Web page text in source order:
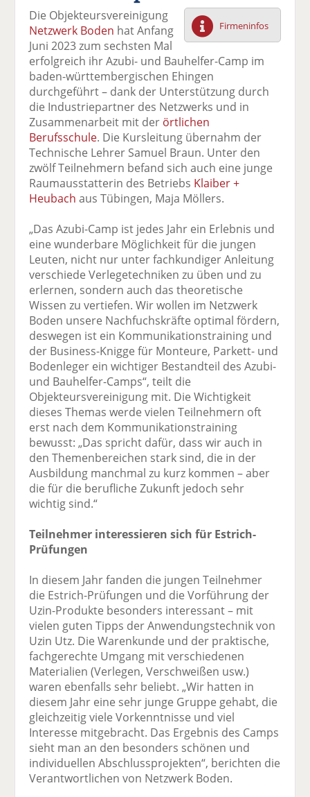
F
ac
e
b
o
o
k
il
e
n
tt
er
n
Li
n
k
e
di
n
te
e
n
E
m
ai
l
er
d
e
n
ck
e
n
Firmeninfos
Die Objekteursvereinigung
Netzwerk Boden hat Anfang
Juni 2023 zum sechsten Mal
erfolgreich ihr Azubi- und Bauhelfer-Camp im
baden-württembergischen Ehingen
durchgeführt – dank der Unterstützung durch
die Industriepartner des Netzwerks und in
Zusammenarbeit mit der örtlichen
Berufsschule. Die Kursleitung übernahm der
Technische Lehrer Samuel Braun. Unter den
zwölf Teilnehmern befand sich auch eine junge
Raumausstatterin des Betriebs Klaiber +
Heubach aus Tübingen, Maja Möllers.
„Das Azubi-Camp ist jedes Jahr ein Erlebnis und
eine wunderbare Möglichkeit für die jungen
Leuten, nicht nur unter fachkundiger Anleitung
verschiede Verlegetechniken zu üben und zu
erlernen, sondern auch das theoretische
Wissen zu vertiefen. Wir wollen im Netzwerk
Boden unsere Nachfuchskräfte optimal fördern,
deswegen ist ein Kommunikationstraining und
der Business-Knigge für Monteure, Parkett- und
Bodenleger ein wichtiger Bestandteil des Azubi-
und Bauhelfer-Camps“, teilt die
Objekteursvereinigung mit. Die Wichtigkeit
dieses Themas werde vielen Teilnehmern oft
erst nach dem Kommunikationstraining
bewusst: „Das spricht dafür, dass wir auch in
den Themenbereichen stark sind, die in der
Ausbildung manchmal zu kurz kommen – aber
die für die berufliche Zukunft jedoch sehr
wichtig sind.“
Teilnehmer interessieren sich für Estrich-
Prüfungen
In diesem Jahr fanden die jungen Teilnehmer
die Estrich-Prüfungen und die Vorführung der
Uzin-Produkte besonders interessant – mit
vielen guten Tipps der Anwendungstechnik von
Uzin Utz. Die Warenkunde und der praktische,
fachgerechte Umgang mit verschiedenen
Materialien (Verlegen, Verschweißen usw.)
waren ebenfalls sehr beliebt. „Wir hatten in
diesem Jahr eine sehr junge Gruppe gehabt, die
gleichzeitig viele Vorkenntnisse und viel
Interesse mitgebracht. Das Ergebnis des Camps
sieht man an den besonders schönen und
individuellen Abschlussprojekten“, berichten die
Verantwortlichen von Netzwerk Boden.